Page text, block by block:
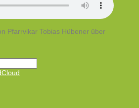
Pfarrvikar Tobias Hübener über